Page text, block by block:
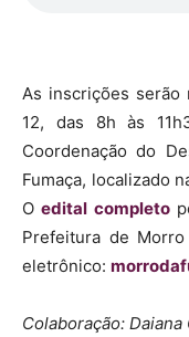
As inscrições serão
12, das 8h às
Coordenação do
Fumaça, localizado
Oedital completo
Prefeitura de
eletrônico:
Colaboração: